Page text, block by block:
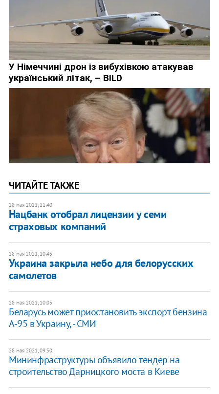
ЧИТАЙТЕ ТАКЖЕ
28 мая 2021, 11:40
Нацбанк отобрал лицензии у семи
страховых компаний
28 мая 2021, 10:45
Украина закрыла небо для белорусских
самолетов
28 мая 2021, 10:05
Беларусь может приостановить экспорт бензина
А-95 в Украину, - СМИ
28 мая 2021, 09:50
Мининфраструктуры объявило тендер на
строительство Дарницкого моста в Киеве